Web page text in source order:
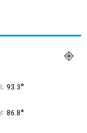
93.3°
86.8°